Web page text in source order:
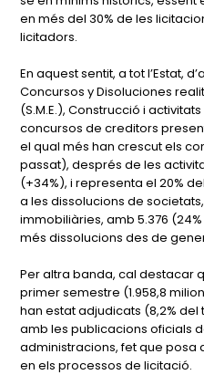
en més del 30% de les
licitadors.
En aquest sentit, a tot l’Estat,
Concursos y Disoluciones
(S.M.E.), Construcció i
concursos de creditors
el qual més han crescut els
passat), després de les
(+34%), i representa el 20%
a les dissolucions de
immobiliàries, amb 5.376
més dissolucions des de
Per altra banda, cal destacar
primer semestre (1.958,8
han estat adjudicats (8,2%
amb les publicacions oficials
administracions, fet que posa
en els processos de licitació.